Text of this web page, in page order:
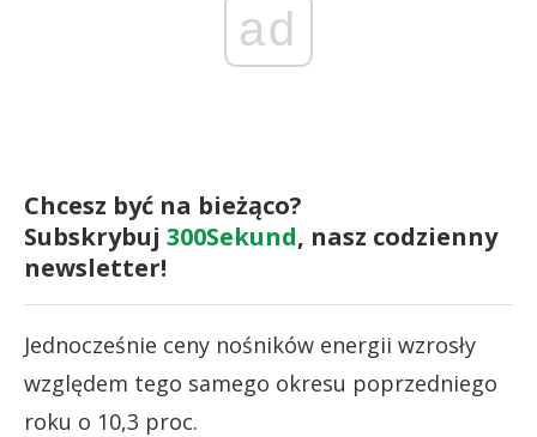
ad
Chcesz być na bieżąco?
Subskrybuj 300Sekund, nasz codzienny
newsletter!
Jednocześnie ceny nośników energii wzrosły
względem tego samego okresu poprzedniego
roku o 10,3 proc.